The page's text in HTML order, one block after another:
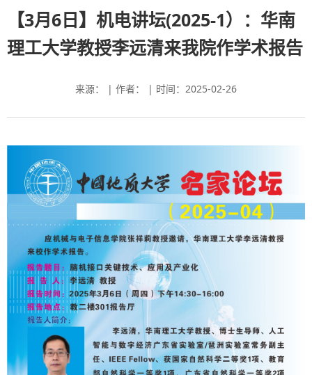
【3月6日】机电讲坛(2025-1）：华南
理工大学教授李远清来我院作学术报告
来源： | 作者： | 时间：2025-02-26